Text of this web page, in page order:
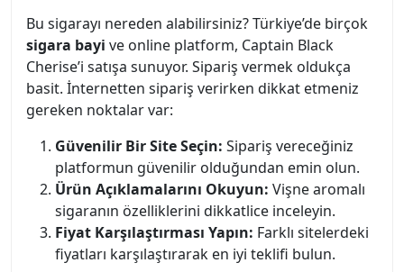
Bu sigarayı nereden alabilirsiniz? Türkiye’de birçok
sigara bayi ve online platform, Captain Black
Cherise’i satışa sunuyor. Sipariş vermek oldukça
basit. İnternetten sipariş verirken dikkat etmeniz
gereken noktalar var:
Güvenilir Bir Site Seçin: Sipariş vereceğiniz
platformun güvenilir olduğundan emin olun.
Ürün Açıklamalarını Okuyun: Vişne aromalı
sigaranın özelliklerini dikkatlice inceleyin.
Fiyat Karşılaştırması Yapın: Farklı sitelerdeki
fiyatları karşılaştırarak en iyi teklifi bulun.